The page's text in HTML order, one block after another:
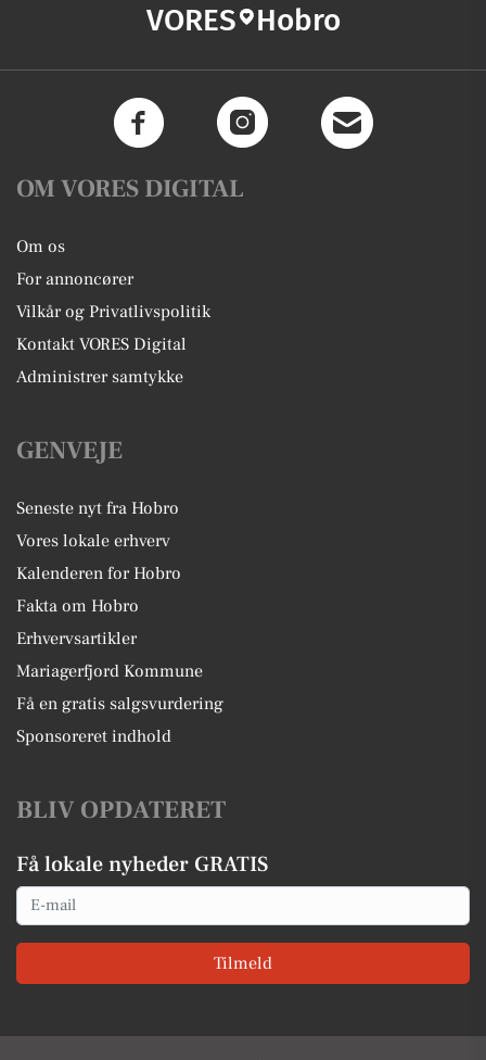
VORES Hobro
OM VORES DIGITAL
Om os
For annoncører
Vilkår og Privatlivspolitik
Kontakt VORES Digital
Administrer samtykke
GENVEJE
Seneste nyt fra Hobro
Vores lokale erhverv
Kalenderen for Hobro
Fakta om Hobro
Erhvervsartikler
Mariagerfjord Kommune
Få en gratis salgsvurdering
Sponsoreret indhold
BLIV OPDATERET
Få lokale nyheder GRATIS
Email
Tilmeld